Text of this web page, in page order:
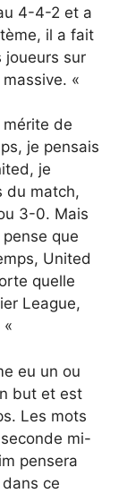
4-4-2 et a
il a fait
joueurs sur
«
mérite de
je pensais
je
du match,
3-0. Mais
que
United
quelle
League,
eu un ou
but et est
Les mots
mi-
pensera
ce